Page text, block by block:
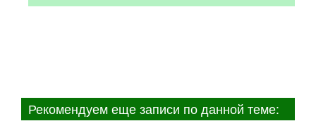
Рекомендуем еще записи по данной теме: